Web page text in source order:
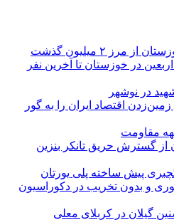
مرز ۲ میلیون گذشت
در خوزستان تا آخرین نفر
در نوشهر
اقتصاد ایران را به گور
مقاومت
گسترش حریق تانکر بنزین
گچبری پیش ساخته پلی یورتان
و بدون تخریب در دکوراسیون
گیلان در کربلای معلی